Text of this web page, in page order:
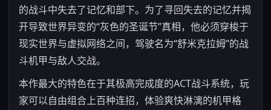
的战斗中失去了记忆和部下。为了寻回失去的记忆并揭
开导致世界异变的“灰色的圣诞节”真相，他必须穿梭于
现实世界与虚拟网络之间，驾驶名为“舒米克拉姆”的战
斗机甲与敌人交战。
本作最大的特色在于其极高完成度的ACT战斗系统，玩
家可以自由组合上百种连招，体验爽快淋漓的机甲格